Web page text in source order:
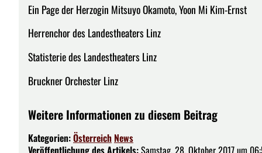
Ein Page der Herzogin Mitsuyo Okamoto, Yoon Mi Kim-Ernst
Herrenchor des Landestheaters Linz
Statisterie des Landestheaters Linz
Bruckner Orchester Linz
Weitere Informationen zu diesem Beitrag
Kategorien:Österreich News
Veröffentlichung des Artikels:Samstag, 28. Oktober 2017 um